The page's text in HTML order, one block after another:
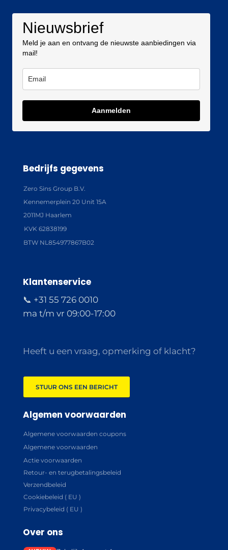
Nieuwsbrief
Meld je aan en ontvang de nieuwste aanbiedingen via
mail!
Aanmelden
Bedrijfs gegevens
Zero Sins Group B.V.
Kennemerplein 20 Unit 15A
2011MJ Haarlem
KVK 62838199
BTW NL854977867B02
Klantenservice
📞 +31 55 726 0010
ma t/m vr 09:00-17:00
Heeft u een vraag, opmerking of klacht?
STUUR ONS EEN BERICHT
Algemen voorwaarden
Algemene voorwaarden coupons
Algemene voorwaarden
Actie voorwaarden
Retour- en terugbetalingsbeleid
Verzendbeleid
Cookiebeleid ( EU )
Privacybeleid ( EU )
Over ons